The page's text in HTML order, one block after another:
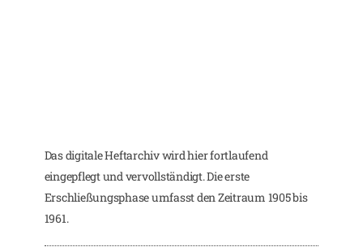
Das digitale Heftarchiv wird hier fortlaufend
eingepflegt und vervollständigt. Die erste
Erschließungsphase umfasst den Zeitraum 1905 bis
1961.